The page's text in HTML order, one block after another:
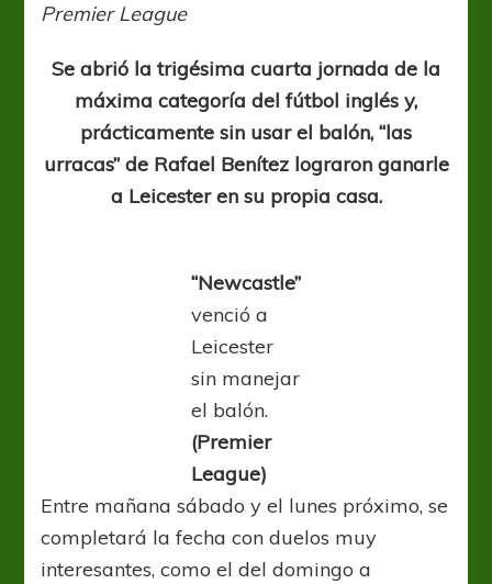
Premier League
Se abrió la trigésima cuarta jornada de la
máxima categoría del fútbol inglés y,
prácticamente sin usar el balón, “las
urracas” de Rafael Benítez lograron ganarle
a Leicester en su propia casa.
“Newcastle”
venció a
Leicester
sin manejar
el balón.
(Premier
League)
Entre mañana sábado y el lunes próximo, se
completará la fecha con duelos muy
interesantes, como el del domingo a